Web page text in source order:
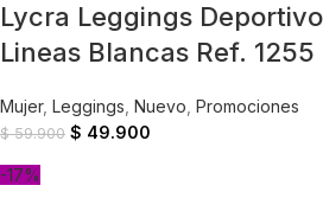
Lycra Leggings
Lineas Blancas Ref. 1255
Mujer, Leggings Nuevo Promociones
$59.900 $ 49.900
-17%